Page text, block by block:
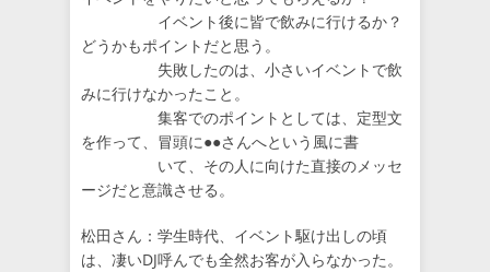
イベント後に皆で飲みに行けるか？
どうかもポイントだと思う。
失敗したのは、小さいイベントで飲
みに行けなかったこと。
集客でのポイントとしては、定型文
を作って、冒頭に●●さんへという風に書
いて、その人に向けた直接のメッセ
ージだと意識させる。
松田さん：学生時代、イベント駆け出しの頃
は、凄いDJ呼んでも全然お客が入らなかった。